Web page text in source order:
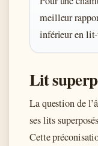
meilleur
inférieur en
Lit
La question de
ses lits
Cette